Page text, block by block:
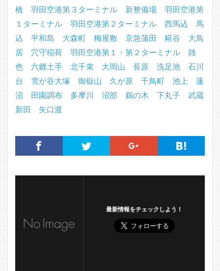
橋
羽田空港第３ターミナル 新整備場
羽田空港第
１ターミナル
羽田空港第２ターミナル 西馬込
馬
込
平和島 大森町 梅屋敷 京急蒲田 糀谷
大鳥
居
穴守稲荷 羽田空港第１・第２ターミナル
雑
色
六郷土手 北千束 大岡山 長原 洗足池
石川
台
雪が谷大塚 御嶽山 久が原 千鳥町 池上
蓮
沼
田園調布 多摩川 沼部 鵜の木 下丸子
武蔵
新田
矢口渡
最新情報をチェックしよう！